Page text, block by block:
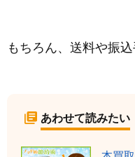
もちろん、送料や振
あわせて読みたい